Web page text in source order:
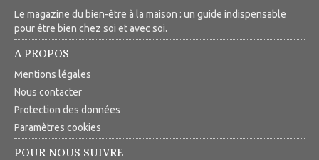
Le magazine du bien-être à la maison : un guide indispensable
pour être bien chez soi et avec soi.
A PROPOS
Mentions légales
Nous contacter
Protection des données
Paramètres cookies
POUR NOUS SUIVRE